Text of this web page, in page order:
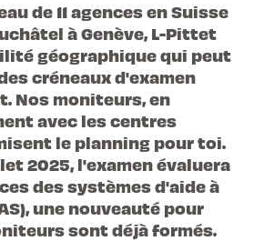
de 11 agences en Suisse
à Genève, L-Pittet
géographique qui peut
créneaux d'examen
Nos moniteurs, en
avec les centres
le planning pour toi.
2025, l'examen évaluera
des systèmes d'aide à
une nouveauté pour
sont déjà formés.